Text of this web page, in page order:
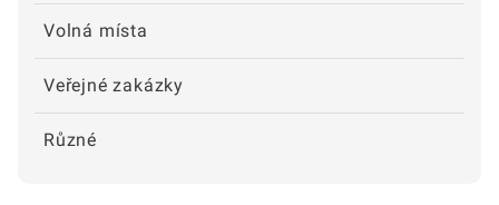
Volná místa
Veřejné zakázky
Různé